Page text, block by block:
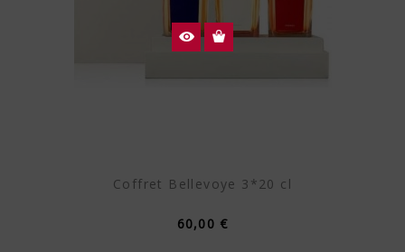
Coffret Bellevoye 3*20 cl
60,00 €